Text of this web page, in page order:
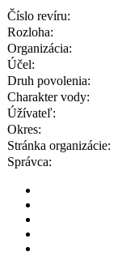
Číslo revíru:
Rozloha:
Organizácia:
Účel:
Druh povolenia:
Charakter vody:
Úžívateľ:
Okres:
Stránka organizácie:
Správca: